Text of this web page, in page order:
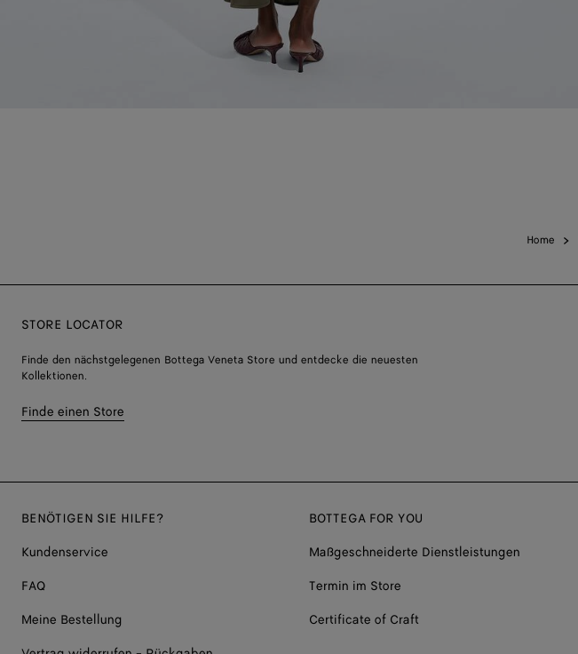
Home
STORE LOCATOR
Finde den nächstgelegenen Bottega Veneta Store und entdecke die neuesten
Kollektionen.
Finde einen Store
BENÖTIGEN SIE HILFE?
Kundenservice
FAQ
Meine Bestellung
BOTTEGA FOR YOU
Maßgeschneiderte Dienstleistungen
Termin im Store
Certificate of Craft